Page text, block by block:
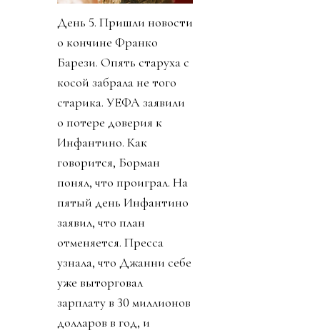
День 5. Пришли новости
о кончине Франко
Барези. Опять старуха с
косой забрала не того
старика. УЕФА заявили
о потере доверия к
Инфантино. Как
говорится, Борман
понял, что проиграл. На
пятый день Инфантино
заявил, что план
отменяется. Пресса
узнала, что Джанни себе
уже выторговал
зарплату в 30 миллионов
долларов в год, и